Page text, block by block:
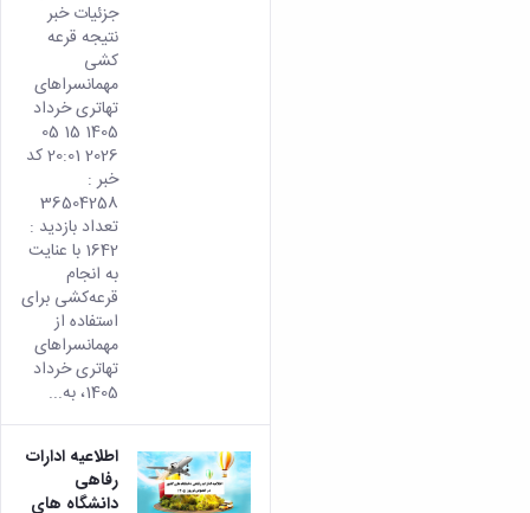
جزئیات خبر
نتیجه قرعه
کشی
مهمانسراهای
تهاتری خرداد
1405 15 05
2026 20:01 کد
خبر :
36504258
تعداد بازدید :
1642 با عنایت
به انجام
قرعه‌کشی برای
استفاده از
مهمانسراهای
تهاتری خرداد
1405، به...
اطلاعیه ادارات
رفاهی
دانشگاه های